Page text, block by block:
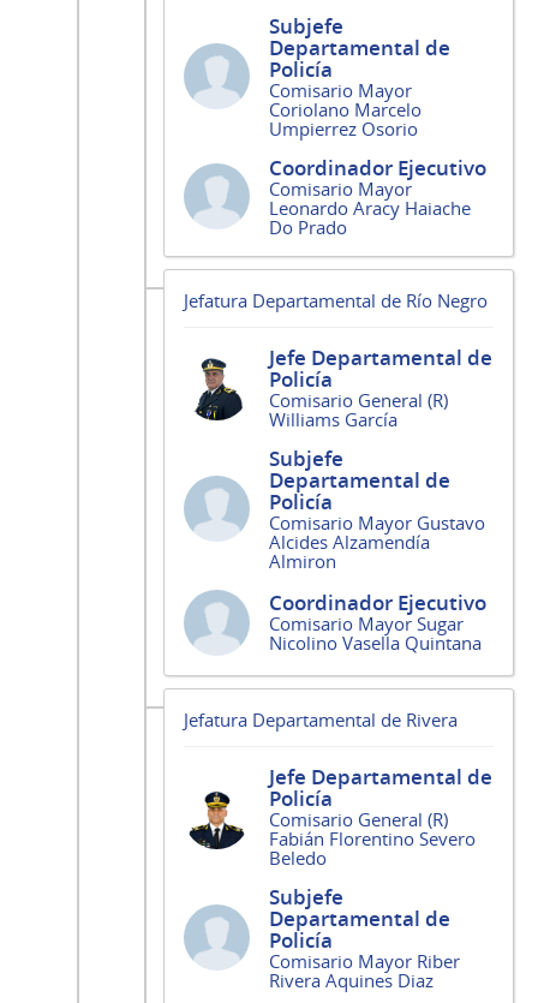
Subjefe
Departamental de
Policía
Comisario Mayor
Coriolano Marcelo
Umpierrez Osorio
Coordinador Ejecutivo
Comisario Mayor
Leonardo Aracy Haiache
Do Prado
Jefatura Departamental de Río Negro
Jefe Departamental de
Policía
Comisario General (R)
Williams García
Subjefe
Departamental de
Policía
Comisario Mayor Gustavo
Alcides Alzamendía
Almiron
Coordinador Ejecutivo
Comisario Mayor Sugar
Nicolino Vasella Quintana
Jefatura Departamental de Rivera
Jefe Departamental de
Policía
Comisario General (R)
Fabián Florentino Severo
Beledo
Subjefe
Departamental de
Policía
Comisario Mayor Riber
Rivera Aquines Diaz